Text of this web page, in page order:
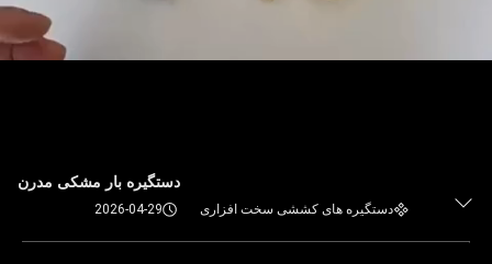
دستگیره بار مشکی مدرن
دستگیره های کششی سخت افزاری 2026-04-29